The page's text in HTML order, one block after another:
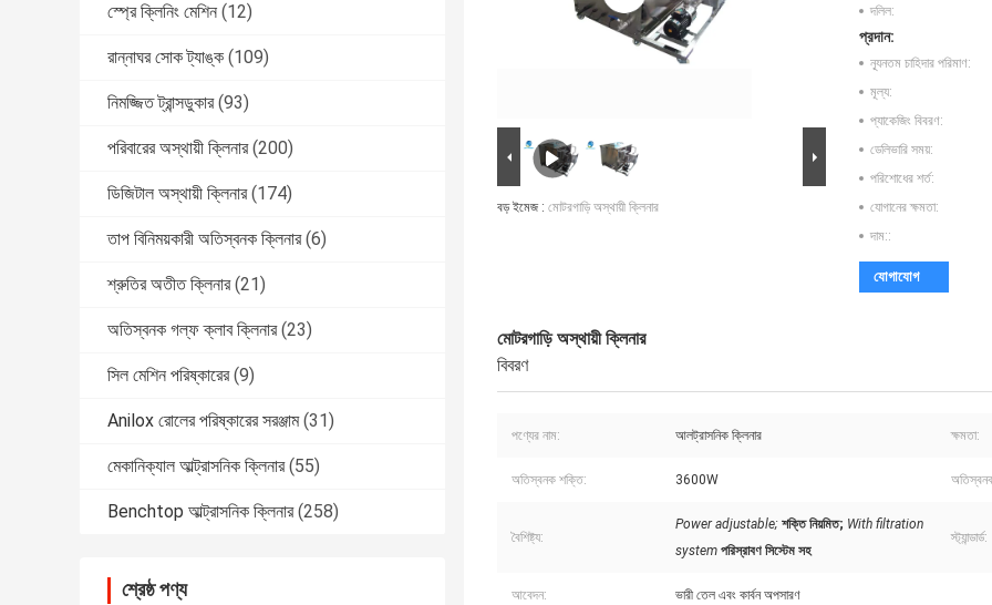
স্প্রে ক্লিনিং মেশিন (12)
রান্নাঘর সোক ট্যাঙ্ক (109)
নিমজ্জিত ট্রান্সডুকার (93)
পরিবারের অস্থায়ী ক্লিনার (200)
ডিজিটাল অস্থায়ী ক্লিনার (174)
তাপ বিনিময়কারী অতিস্বনক ক্লিনার (6)
শ্রুতির অতীত ক্লিনার (21)
অতিস্বনক গল্ফ ক্লাব ক্লিনার (23)
সিল মেশিন পরিষ্কারের (9)
Anilox রোলের পরিষ্কারের সরঞ্জাম (31)
মেকানিক্যাল আল্ট্রাসনিক ক্লিনার (55)
Benchtop আল্ট্রাসনিক ক্লিনার (258)
শ্রেষ্ঠ পণ্য
বড় ইমেজ : মোটরগাড়ি অস্থায়ী ক্লিনার
দলিল:
প্রদান:
ন্যূনতম চাহিদার পরিমাণ:
মূল্য:
প্যাকেজিং বিবরণ:
ডেলিভারি সময়:
পরিশোধের শর্ত:
যোগানের ক্ষমতা:
দাম::
যোগাযোগ
মোটরগাড়ি অস্থায়ী ক্লিনার
বিবরণ
পণ্যের নাম: আলট্রাসনিক ক্লিনার ক্ষমতা:
অতিস্বনক শক্তি: 3600W
বৈশিষ্ট্য:
Power adjustable; শক্তি নিয়মিত; With filtration
system পরিস্রাবণ সিস্টেম সহ
স্ট্যান্ডার্ড:
আবেদন: ভারী তেল এবং কার্বন অপসারণ